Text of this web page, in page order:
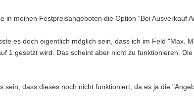
in meinen Festpreisangeboten die Option "Bei Ausverkauf
es doch eigentlich möglich sein, dass ich im Feld "Max.
1 gesetzt wird. Das scheint aber nicht zu funktionieren.
sein, dass dieses noch nicht funktioniert, da es ja die